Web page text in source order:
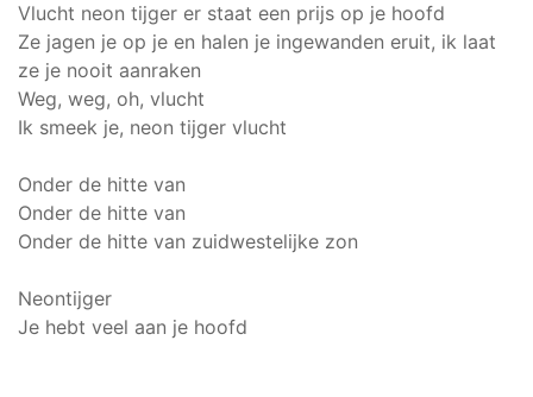
Vlucht neon tijger er staat een prijs op je hoofd
Ze jagen je op je en halen je ingewanden eruit, ik laat
ze je nooit aanraken
Weg, weg, oh, vlucht
Ik smeek je, neon tijger vlucht
Onder de hitte van
Onder de hitte van
Onder de hitte van zuidwestelijke zon
Neontijger
Je hebt veel aan je hoofd